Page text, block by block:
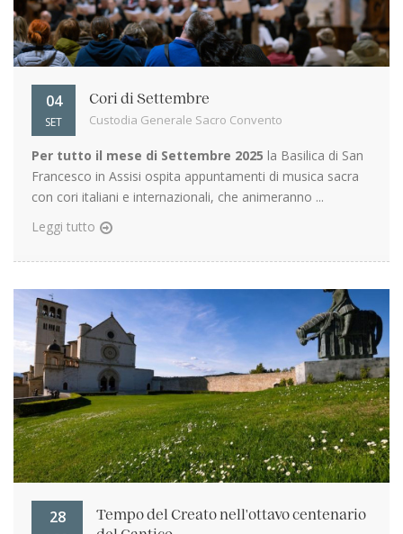
04
SET
Cori di Settembre
Custodia Generale Sacro Convento
Per tutto il mese di Settembre 2025 la Basilica di San
Francesco in Assisi ospita appuntamenti di musica sacra
con cori italiani e internazionali, che animeranno ...
Leggi tutto
28
Tempo del Creato nell'ottavo centenario